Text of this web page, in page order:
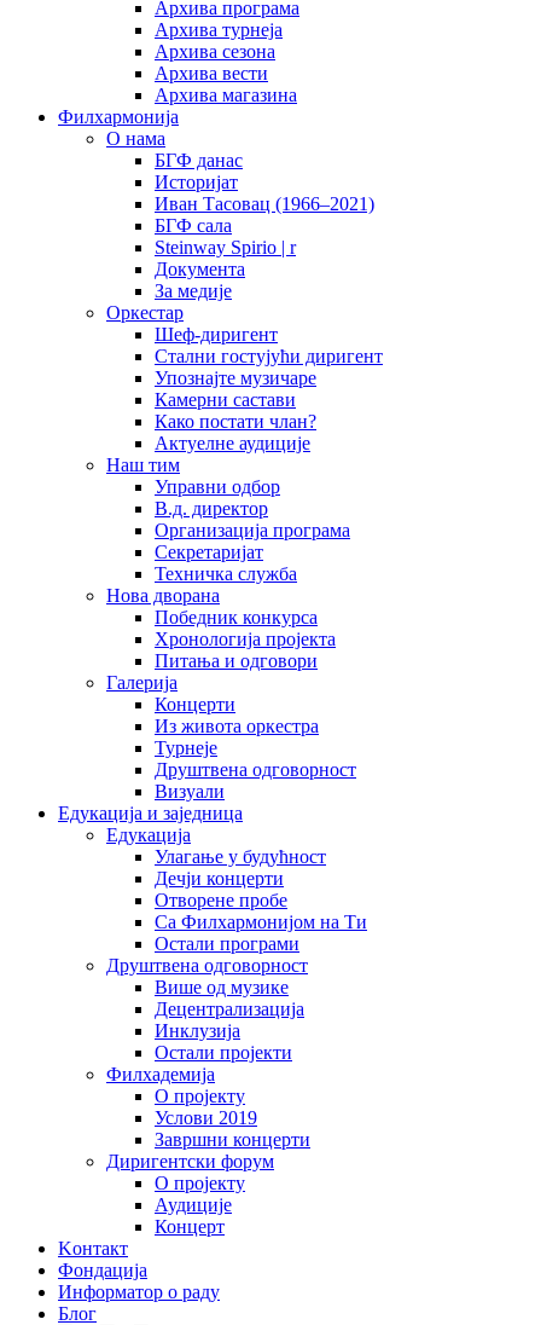
Архива програма
Архива турнеја
Архива сезона
Архива вести
Архива магазина
Филхармонија
О нама
БГФ данас
Историјат
Иван Тасовац (1966–2021)
БГФ сала
Steinway Spirio | r
Документа
За медије
Оркестар
Шеф-диригент
Стални гостујући диригент
Упознајте музичаре
Камерни састави
Како постати члан?
Актуелне аудиције
Наш тим
Управни одбор
В.д. директор
Организација програма
Секретаријат
Техничка служба
Нова дворана
Победник конкурса
Хронологија пројекта
Питања и одговори
Галерија
Концерти
Из живота оркестра
Турнеје
Друштвена одговорност
Визуали
Едукација и заједница
Едукација
Улагање у будућност
Дечји концерти
Отворене пробе
Са Филхармонијом на Ти
Остали програми
Друштвена одговорност
Више од музике
Децентрализација
Инклузија
Остали пројекти
Филхадемија
О пројекту
Услови 2019
Завршни концерти
Диригентски форум
О пројекту
Аудиције
Концерт
Kонтакт
Фондација
Информатор о раду
Блог